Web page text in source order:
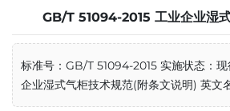
GB/T 51094-2015 工业企业湿
标准号：GB/T 51094-2015 实施状态：
企业湿式气柜技术规范(附条文说明) 英文